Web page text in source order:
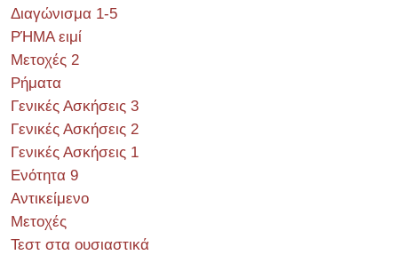
Διαγώνισμα 1-5
ΡΉΜΑ ειμί
Μετοχές 2
Ρήματα
Γενικές Ασκήσεις 3
Γενικές Ασκήσεις 2
Γενικές Ασκήσεις 1
Ενότητα 9
Αντικείμενο
Μετοχές
Τεστ στα ουσιαστικά